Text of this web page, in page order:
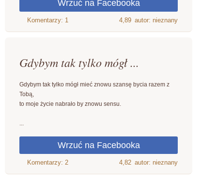
4,89 autor: nieznany
Gdybym tak tylko mógł ...
Gdybym tak tylko mógł mieć znowu szansę bycia razem z
Tobą,
to moje życie nabrało by znowu sensu.
...
4,82 autor: nieznany